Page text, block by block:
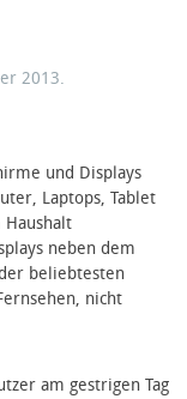
2013.
und Displays
Laptops, Tablet
Haushalt
neben dem
beliebtesten
nicht
am gestrigen Tag